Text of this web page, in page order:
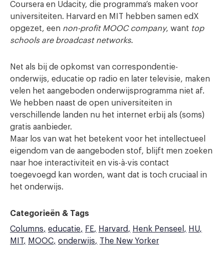
Coursera en Udacity, die programma’s maken voor
universiteiten. Harvard en MIT hebben samen edX
opgezet, een non-profit MOOC company, want top
schools are broadcast networks.
Net als bij de opkomst van correspondentie-
onderwijs, educatie op radio en later televisie, maken
velen het aangeboden onderwijsprogramma niet af.
We hebben naast de open universiteiten in
verschillende landen nu het internet erbij als (soms)
gratis aanbieder.
Maar los van wat het betekent voor het intellectueel
eigendom van de aangeboden stof, blijft men zoeken
naar hoe interactiviteit en vis-à-vis contact
toegevoegd kan worden, want dat is toch cruciaal in
het onderwijs.
Categorieën & Tags
Columns
educatie FE Harvard Henk Penseel
HU
MIT
MOOC onderwijs The New Yorker